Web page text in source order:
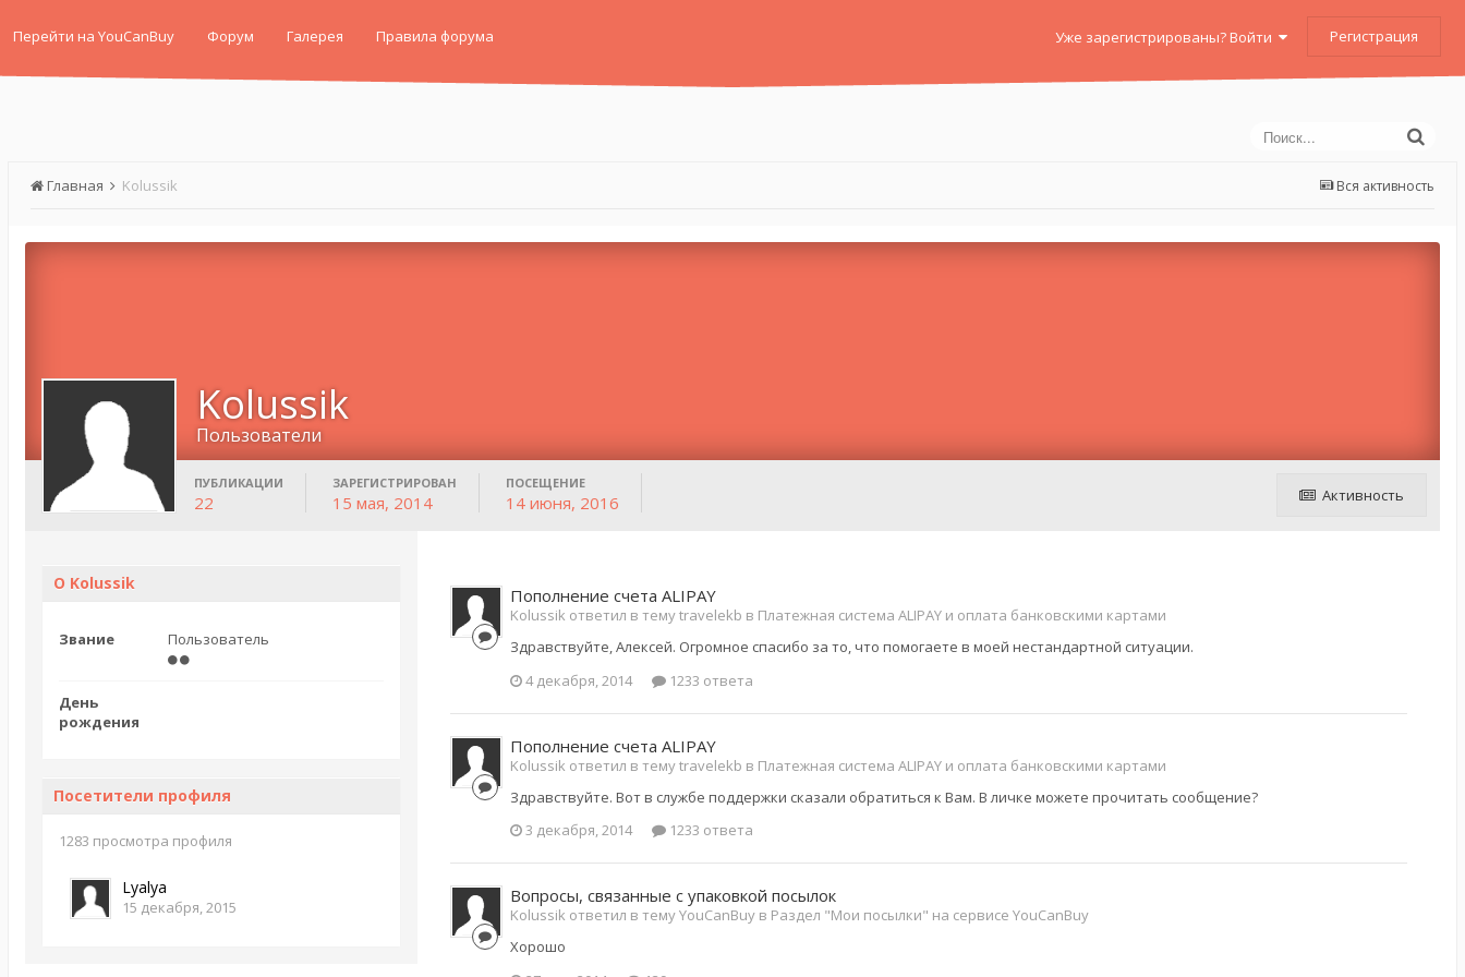
Перейти на YouCanBuy Форум Галерея Правила форума Уже зарегистрированы? Войти Регистрация
Вся активность
Главная Kolussik
Kolussik
Пользователи
Активность
ПУБЛИКАЦИИ
22
ЗАРЕГИСТРИРОВАН
15 мая, 2014
ПОСЕЩЕНИЕ
14 июня, 2016
О Kolussik
Звание Пользователь
День
рождения
Посетители профиля
1283 просмотра профиля
Lyalya
15 декабря, 2015
Пополнение счета ALIPAY
Kolussik ответил в тему travelekb в Платежная система ALIPAY и оплата банковскими картами
Здравствуйте, Алексей. Огромное спасибо за то, что помогаете в моей нестандартной ситуации.
4 декабря, 2014
1233 ответа
Пополнение счета ALIPAY
Kolussik ответил в тему travelekb в Платежная система ALIPAY и оплата банковскими картами
Здравствуйте. Вот в службе поддержки сказали обратиться к Вам. В личке можете прочитать сообщение?
3 декабря, 2014
1233 ответа
Вопросы, связанные с упаковкой посылок
Kolussik ответил в тему YouCanBuy в Раздел "Мои посылки" на сервисе YouCanBuy
Хорошо